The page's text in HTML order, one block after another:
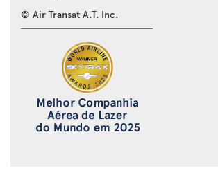
© Air Transat A.T. Inc.